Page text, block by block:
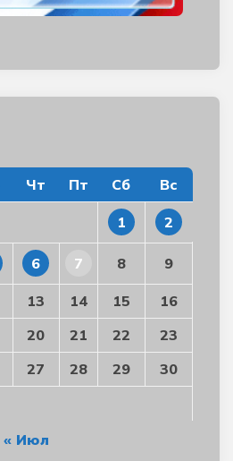
Чт Пт Сб Вс
1 2
6 7 8 9
13 14 15
16
20 21 22
23
27 28 29
30
« Июл